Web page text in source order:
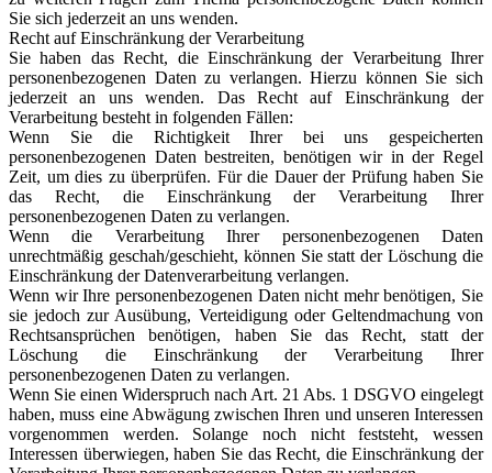
Sie sich jederzeit an uns wenden.
Recht auf Einschränkung der Verarbeitung
Sie haben das Recht, die Einschränkung der Verarbeitung Ihrer
personenbezogenen Daten zu verlangen. Hierzu können Sie sich
jederzeit an uns wenden. Das Recht auf Einschränkung der
Verarbeitung besteht in folgenden Fällen:
Wenn Sie die Richtigkeit Ihrer bei uns gespeicherten
personenbezogenen Daten bestreiten, benötigen wir in der Regel
Zeit, um dies zu überprüfen. Für die Dauer der Prüfung haben Sie
das Recht, die Einschränkung der Verarbeitung Ihrer
personenbezogenen Daten zu verlangen.
Wenn die Verarbeitung Ihrer personenbezogenen Daten
unrechtmäßig geschah/geschieht, können Sie statt der Löschung die
Einschränkung der Datenverarbeitung verlangen.
Wenn wir Ihre personenbezogenen Daten nicht mehr benötigen, Sie
sie jedoch zur Ausübung, Verteidigung oder Geltendmachung von
Rechtsansprüchen benötigen, haben Sie das Recht, statt der
Löschung die Einschränkung der Verarbeitung Ihrer
personenbezogenen Daten zu verlangen.
Wenn Sie einen Widerspruch nach Art. 21 Abs. 1 DSGVO eingelegt
haben, muss eine Abwägung zwischen Ihren und unseren Interessen
vorgenommen werden. Solange noch nicht feststeht, wessen
Interessen überwiegen, haben Sie das Recht, die Einschränkung der